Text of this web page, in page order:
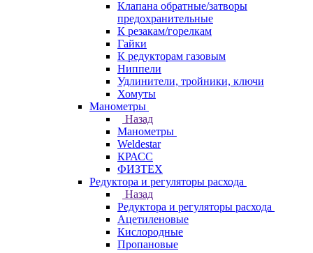
Клапана обратные/затворы
предохранительные
К резакам/горелкам
Гайки
К редукторам газовым
Ниппели
Удлинители, тройники, ключи
Хомуты
Манометры
Назад
Манометры
Weldestar
КРАСС
ФИЗТЕХ
Редуктора и регуляторы расхода
Назад
Редуктора и регуляторы расхода
Ацетиленовые
Кислородные
Пропановые